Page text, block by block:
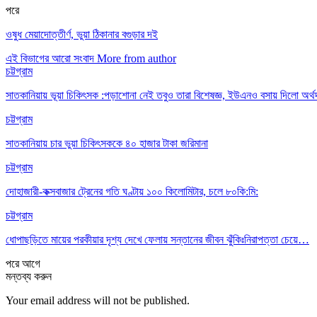
পরে
ওষুধ মেয়াদোত্তীর্ণ, ভুয়া ঠিকানার বগুড়ার দই
এই বিভাগের আরো সংবাদ More from author
চট্টগ্রাম
সাতকানিয়ায় ভূয়া চিকিৎসক :পড়াশোনা নেই তবুও তারা বিশেষজ্ঞ, ইউএনও বসায় দিলো
চট্টগ্রাম
সাতকানিয়ায় চার ভুয়া চিকিৎসককে ৪০ হাজার টাকা জরিমানা
চট্টগ্রাম
দোহাজারী-কক্সবাজার ট্রেনের গতি ঘণ্টায় ১০০ কিলোমিটার, চলে ৮০কি:মি:
চট্টগ্রাম
ধোপাছড়িতে মায়ের পরকীয়ার দৃশ্য দেখে ফেলায় সন্তানের জীবন ঝুঁকিঃনিরাপত্তা চেয়ে…
পরেআগে
মন্তব্য করুন
Your email address will not be published.